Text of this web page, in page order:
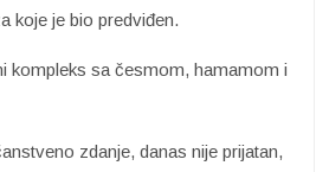
koje je bio predviđen.
kompleks sa česmom, hamamom i
zdanje, danas nije prijatan,